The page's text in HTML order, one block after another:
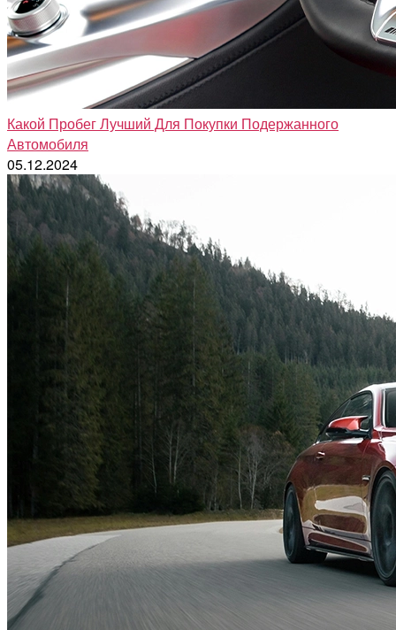
Какой Пробег Лучший Для Покупки Подержанного
Автомобиля
05.12.2024